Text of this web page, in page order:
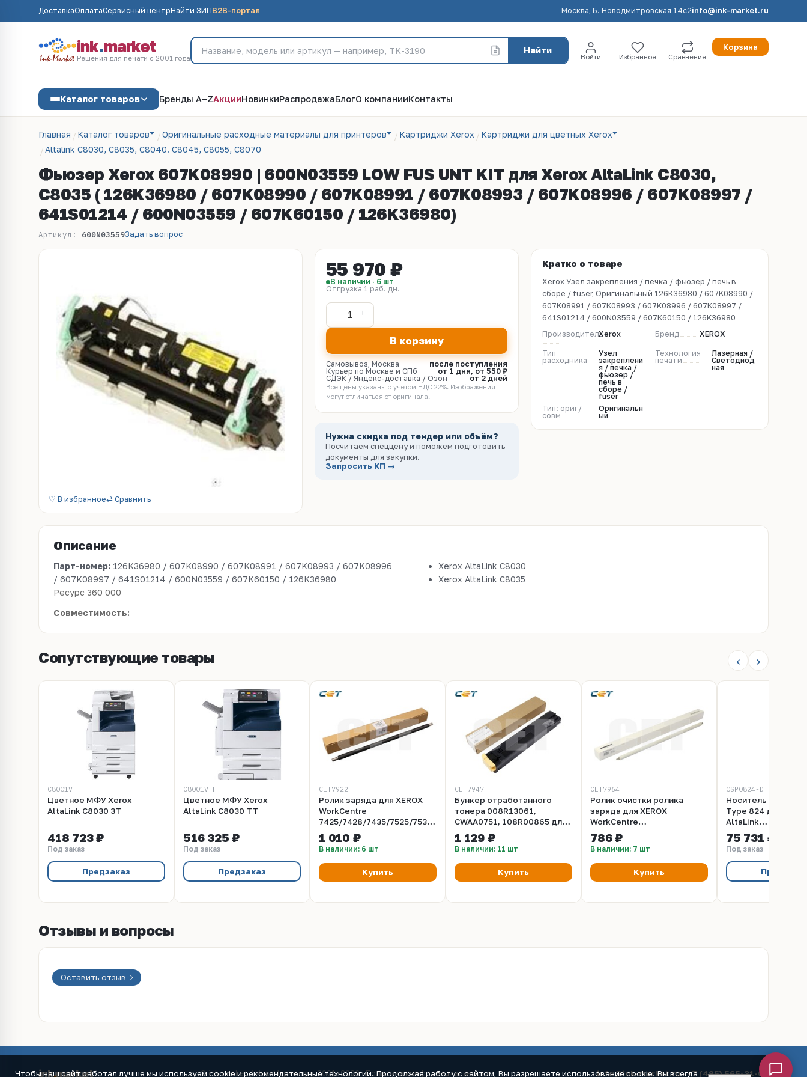
ДоставкаОплатаСервисный центрНайти ЗИПB2B-портал Москва, Б. Новодмитровская 14с2info@ink-market.ru
ink.market
Решения для печати с 2001 года
Найти
Войти Избранное Сравнение
Корзина
Каталог товаров Бренды A–ZАкцииНовинкиРаспродажаБлогО компанииКонтакты
Главная Каталог товаров Оригинальные расходные материалы для принтеров Картриджи Xerox
Картриджи для цветных Xerox
Altalink C8030, C8035, C8040. C8045, C8055, C8070
Фьюзер Xerox 607K08990 | 600N03559 LOW FUS UNT KIT для Xerox AltaLink C8030,
С8035 ( 126K36980 / 607K08990 / 607K08991 / 607K08993 / 607K08996 / 607K08997 /
641S01214 / 600N03559 / 607K60150 / 126K36980)
Артикул: 600N03559Задать вопрос
♡ В избранное⇄ Сравнить
55 970 ₽
В наличии · 6 шт
Отгрузка 1 раб. дн.
В корзину
Самовывоз, Москва
после поступления
Курьер по Москве и СПб
от 1 дня, от 550 ₽
СДЭК / Яндекс-доставка / Озон
от 2 дней
Все цены указаны с учётом НДС 22%. Изображения
могут отличаться от оригинала.
Нужна скидка под тендер или объём?
Посчитаем спеццену и поможем подготовить
документы для закупки.
Запросить КП →
Кратко о товаре
Xerox Узел закрепления / печка / фьюзер / печь в
сборе / fuser, Оригинальный 126K36980 / 607K08990 /
607K08991 / 607K08993 / 607K08996 / 607K08997 /
641S01214 / 600N03559 / 607K60150 / 126K36980
ПроизводительXerox Бренд XEROX
Тип
расходника
Узел
закреплени
я / печка /
фьюзер /
печь в
сборе /
fuser
Технология
печати
Лазерная /
Светодиод
ная
Тип: ориг/
совм
Оригинальн
ый
Описание
Парт-номер: 126K36980 / 607K08990 / 607K08991 / 607K08993 / 607K08996
/ 607K08997 / 641S01214 / 600N03559 / 607K60150 / 126K36980
Ресурс 360 000
Совместимость:
Xerox AltaLink C8030
Xerox AltaLink С8035
Сопутствующие товары ‹ ›
C8001V_T
Цветное МФУ Xerox
AltaLink C8030 3T
418 723 ₽
Под заказ
Предзаказ
C8001V_F
Цветное МФУ Xerox
AltaLink C8030 TT
516 325 ₽
Под заказ
Предзаказ
CET7922
Ролик заряда для XEROX
WorkCentre
7425/7428/7435/7525/7530/7535/7545/7556
(CET), CET7922
1 010 ₽
В наличии: 6 шт
Купить
CET7947
Бункер отработанного
тонера 008R13061,
CWAA0751, 108R00865 для
XEROX WorkCentre
7425/7428/7435/7525/7530/7535/7545/7556/7830/7835/7840/7845/7855/7970
(CET), CET7947
1 129 ₽
В наличии: 11 шт
Купить
CET7964
Ролик очистки ролика
заряда для XEROX
WorkCentre
7525/7530/7535/7545/7556/7830/7835/7845/7855/
(CET), CET7964
786 ₽
В наличии: 7 шт
Купить
OSP0824-D
Носитель
Type 824 для
AltaLink
C8045/C8030/
(Japan), 10кг/
OSP0824-D
75 731 ₽
Под заказ
Отзывы и вопросы
Оставить отзыв
ink.market © ink.market / Инк-Маркет.ру, 2001–2026 ·Политика конфиденциальности info@ink-market.ru·+7 (495) 565-31-09
Чтобы наш сайт работал лучше мы используем cookie и рекомендательные технологии. Продолжая работу с сайтом, Вы разрешаете использование cookie. Вы всегда